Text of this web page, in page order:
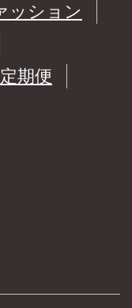
ッション
定期便